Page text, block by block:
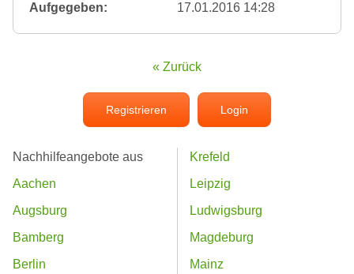
Aufgegeben:
17.01.2016 14:28
« Zurück
Registrieren Login
Nachhilfeangebote aus
Aachen
Augsburg
Bamberg
Berlin
Krefeld
Leipzig
Ludwigsburg
Magdeburg
Mainz